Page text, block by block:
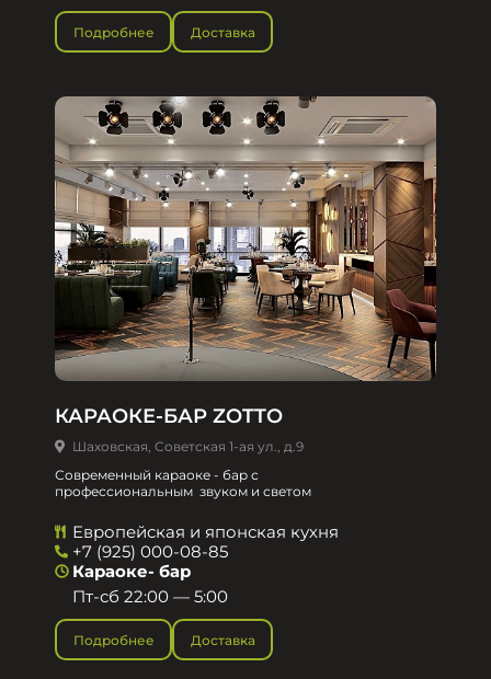
Подробнее Доставка
КАРАОКЕ-БАР ZOTTO
Шаховская, Советская 1-ая ул., д.9
Современный караоке - бар с
профессиональным звуком и светом
Европейская и японская кухня
+7 (925) 000-08-85
Караоке- бар
Пт-сб 22:00 — 5:00
Подробнее Доставка